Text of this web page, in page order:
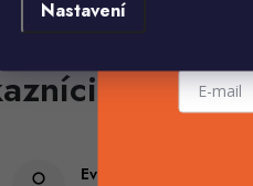
Nastavení
Eva Šimonová